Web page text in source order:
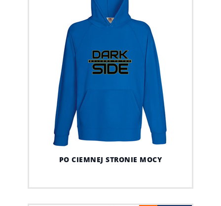
PO CIEMNEJ STRONIE MOCY